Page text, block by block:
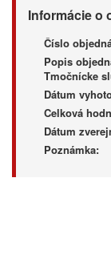
Informácie o
Číslo
Popis
Tmočnícke
Dátum
Celková
Dátum
Poznámka: